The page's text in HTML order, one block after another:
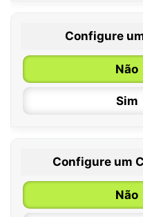
Configure
Não
Sim
0 /
6 /
Configure um
Não